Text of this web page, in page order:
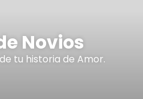
Novios
tu historia de Amor.